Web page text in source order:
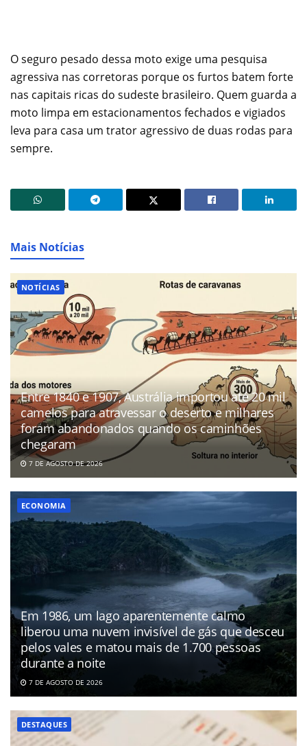
O seguro pesado dessa moto exige uma pesquisa
agressiva nas corretoras porque os furtos batem forte
nas capitais ricas do sudeste brasileiro. Quem guarda a
moto limpa em estacionamentos fechados e vigiados
leva para casa um trator agressivo de duas rodas para
sempre.
Mais Notícias
NOTÍCIAS
Entre 1840 e 1907, Austrália importou até 20 mil
camelos para atravessar o deserto e milhares
foram abandonados quando os caminhões
chegaram
7 DE AGOSTO DE 2026
ECONOMIA
Em 1986, um lago aparentemente calmo
liberou uma nuvem invisível de gás que desceu
pelos vales e matou mais de 1.700 pessoas
durante a noite
7 DE AGOSTO DE 2026
DESTAQUES